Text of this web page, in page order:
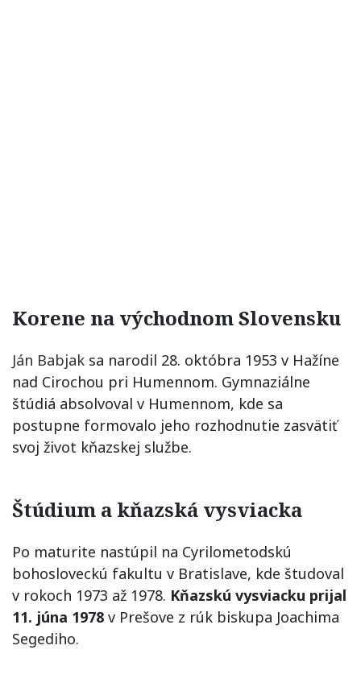
Korene na východnom Slovensku
Ján Babjak sa narodil 28. októbra 1953 v Hažíne
nad Cirochou pri Humennom. Gymnaziálne
štúdiá absolvoval v Humennom, kde sa
postupne formovalo jeho rozhodnutie zasvätiť
svoj život kňazskej službe.
Štúdium a kňazská vysviacka
Po maturite nastúpil na Cyrilometodskú
bohosloveckú fakultu v Bratislave, kde študoval
v rokoch 1973 až 1978. Kňazskú vysviacku prijal
11. júna 1978 v Prešove z rúk biskupa Joachima
Segediho.